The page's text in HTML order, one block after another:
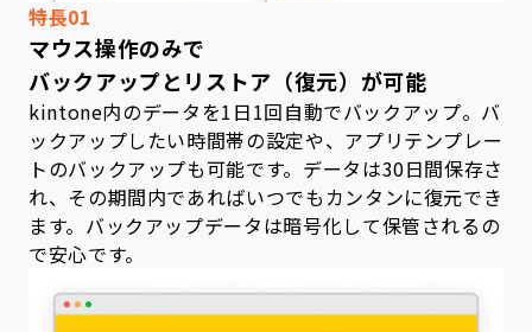
特長01
マウス操作のみで
バックアップとリストア（復元）が可能
kintone内のデータを1日1回自動でバックアップ。バ
ックアップしたい時間帯の設定や、アプリテンプレー
トのバックアップも可能です。データは30日間保存さ
れ、その期間内であればいつでもカンタンに復元でき
ます。バックアップデータは暗号化して保管されるの
で安心です。